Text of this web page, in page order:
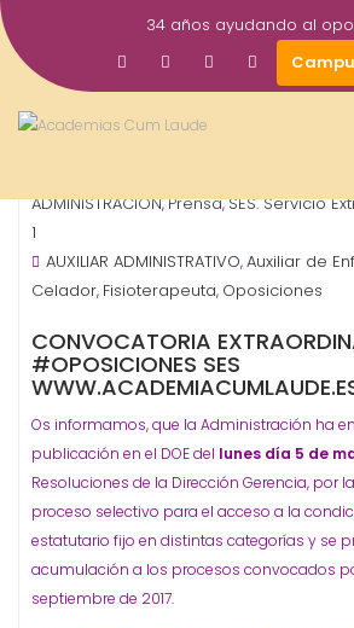
Saltar
al
contenido
34 años ayudando al
Mar
2018
ADMINISTRACIÓN,Prensa,SES. Servicio
1
AUXILIAR ADMINISTRATIVO,Auxiliar de
Celador, Fisioterapeuta, Oposiciones
CONVOCATORIA
#OPOSICIONES SES
Os informamos, que la Administración ha
publicación en el DOE del lunes día 5 de
Resoluciones de la Dirección Gerencia, por
proceso selectivo para el acceso a la
estatutario fijo en distintas categorías y se
acumulación a los procesos convocados
septiembre de 2017.